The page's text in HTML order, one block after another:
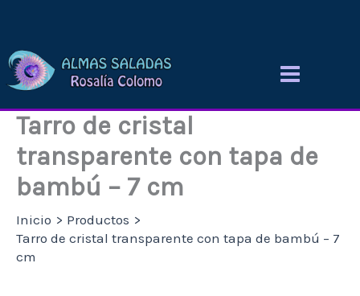
contenido
Tarro de cristal
transparente con tapa de
bambú – 7 cm
Inicio
Productos
Tarro de cristal transparente con tapa de bambú – 7
cm